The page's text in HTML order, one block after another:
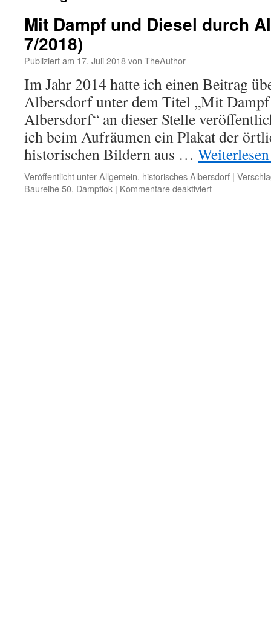
Mit Dampf und Diesel durch
7/2018)
Publiziert am 17. Juli 2018von TheAuthor
Im Jahr 2014 hatte ich einen Beitrag
Albersdorf unter dem Titel „Mit
Albersdorf“ an dieser Stelle
ich beim Aufräumen ein Plakat der
historischen Bildern aus …
Veröffentlicht unterAllgemein, historisches Albersdorf |
Baureihe 50, Dampflok | Kommentare deaktiviertfür